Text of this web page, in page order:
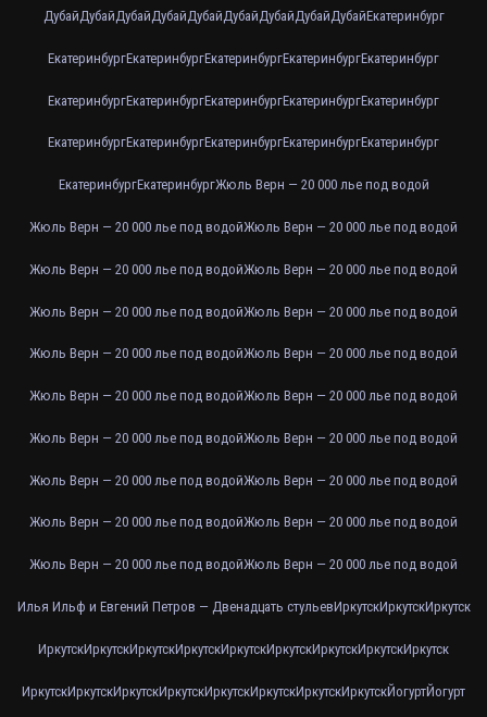
ДубайДубайДубайДубайДубайДубайДубайДубайДубайЕкатеринбург
ЕкатеринбургЕкатеринбургЕкатеринбургЕкатеринбургЕкатеринбург
ЕкатеринбургЕкатеринбургЕкатеринбургЕкатеринбургЕкатеринбург
ЕкатеринбургЕкатеринбургЕкатеринбургЕкатеринбургЕкатеринбург
ЕкатеринбургЕкатеринбургЖюль Верн — 20 000 лье под водой
Жюль Верн — 20 000 лье под водойЖюль Верн — 20 000 лье под водой
Жюль Верн — 20 000 лье под водойЖюль Верн — 20 000 лье под водой
Жюль Верн — 20 000 лье под водойЖюль Верн — 20 000 лье под водой
Жюль Верн — 20 000 лье под водойЖюль Верн — 20 000 лье под водой
Жюль Верн — 20 000 лье под водойЖюль Верн — 20 000 лье под водой
Жюль Верн — 20 000 лье под водойЖюль Верн — 20 000 лье под водой
Жюль Верн — 20 000 лье под водойЖюль Верн — 20 000 лье под водой
Жюль Верн — 20 000 лье под водойЖюль Верн — 20 000 лье под водой
Жюль Верн — 20 000 лье под водойЖюль Верн — 20 000 лье под водой
Илья Ильф и Евгений Петров — Двенадцать стульевИркутскИркутскИркутск
ИркутскИркутскИркутскИркутскИркутскИркутскИркутскИркутскИркутск
ИркутскИркутскИркутскИркутскИркутскИркутскИркутскИркутскЙогуртЙогурт